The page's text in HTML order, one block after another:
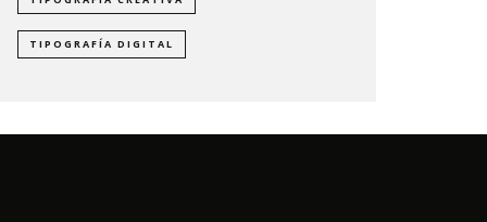
TIPOGRAFÍA DIGITAL